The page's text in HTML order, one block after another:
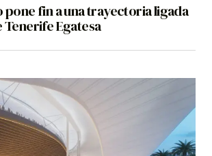
pone fin a una trayectoria ligada
Tenerife Egatesa